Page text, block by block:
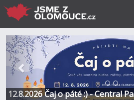
12.8.2026 Čaj o páté :) - Central
Předchozí